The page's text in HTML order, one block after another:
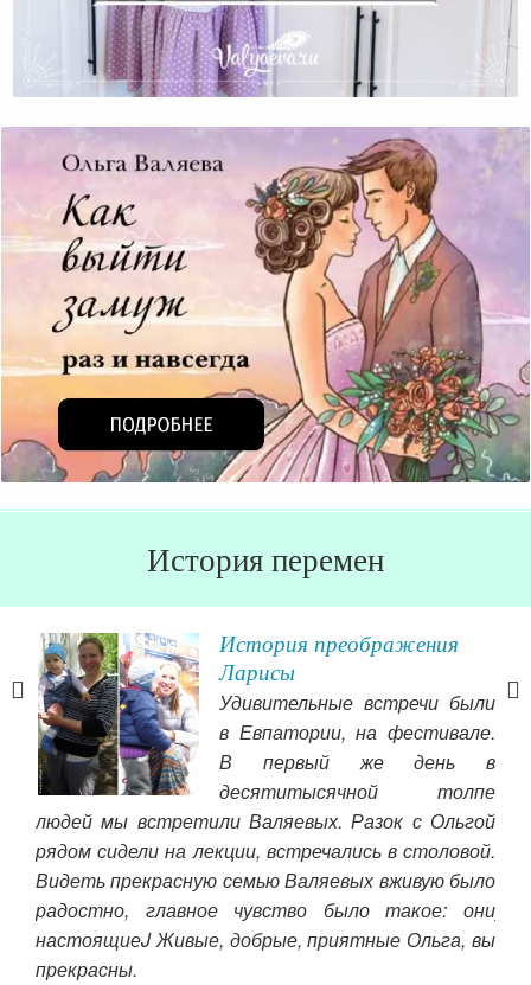
Должна Ли Женщина Быть Практичной В Одежде?
История перемен
История преображения
Ларисы
Удивительные встречи были
в Евпатории, на фестивале.
В первый же день в
десятитысячной толпе
людей мы встретили Валяевых. Разок с Ольгой
рядом сидели на лекции, встречались в столовой.
Видеть прекрасную семью Валяевых вживую было
радостно, главное чувство было такое: они
настоящиеJ Живые, добрые, приятные Ольга, вы
прекрасны.